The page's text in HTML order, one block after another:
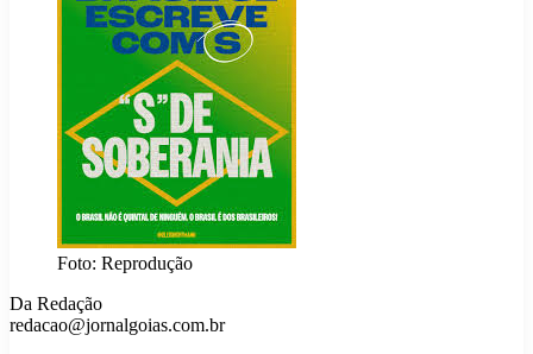
Foto: Reprodução
Da Redação
redacao@jornalgoias.com.br